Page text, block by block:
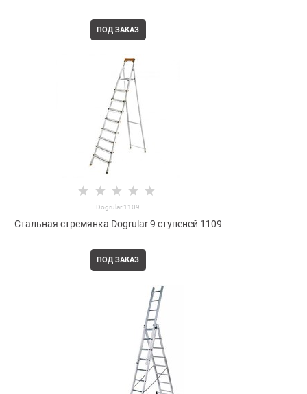
ПОД ЗАКАЗ
Dogrular 1109
Стальная стремянка Dogrular 9 ступеней 1109
ПОД ЗАКАЗ